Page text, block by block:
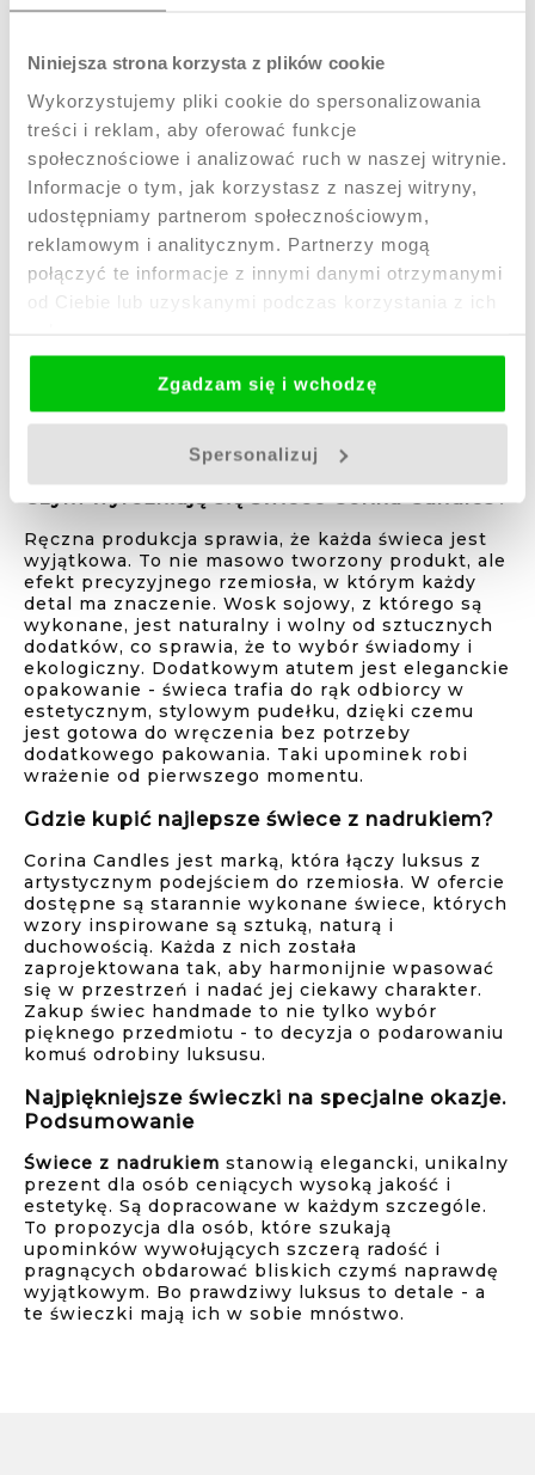
Niniejsza strona korzysta z plików cookie
Wykorzystujemy pliki cookie do spersonalizowania
treści i reklam, aby oferować funkcje
społecznościowe i analizować ruch w naszej witrynie.
Informacje o tym, jak korzystasz z naszej witryny,
udostępniamy partnerom społecznościowym,
reklamowym i analitycznym. Partnerzy mogą
połączyć te informacje z innymi danymi otrzymanymi
od Ciebie lub uzyskanymi podczas korzystania z ich
Zgadzam się i wchodzę
Spersonalizuj
dopasowany do zainteresowań i charakteru
osoby, którą chcemy obdarować.
Oryginalny prezent ze świecami sojowymi
na wyjątkowe okazje
Nie ma złego momentu na podarowanie czegoś
pięknego. Świece z nadrukiem doskonale
sprawdzą się jako elegancki prezent dla bliskiej
osoby. Mogą być miłym akcentem podczas
radości bez konieczności szukania
okolicznościowego pretekstu. To drobny, ale
Czym wyróżniają się świece Corina Candles?
Ręczna produkcja sprawia, że każda świeca jest
wyjątkowa. To nie masowo tworzony produkt, ale
efekt precyzyjnego rzemiosła, w którym każdy
detal ma znaczenie. Wosk sojowy, z którego są
wykonane, jest naturalny i wolny od sztucznych
dodatków, co sprawia, że to wybór świadomy i
ekologiczny. Dodatkowym atutem jest eleganckie
opakowanie - świeca trafia do rąk odbiorcy w
estetycznym, stylowym pudełku, dzięki czemu
jest gotowa do wręczenia bez potrzeby
dodatkowego pakowania. Taki upominek robi
wrażenie od pierwszego momentu.
Gdzie kupić najlepsze świece z nadrukiem?
Corina Candles jest marką, która łączy luksus z
artystycznym podejściem do rzemiosła. W ofercie
dostępne są starannie wykonane świece, których
wzory inspirowane są sztuką, naturą i
duchowością. Każda z nich została
zaprojektowana tak, aby harmonijnie wpasować
się w przestrzeń i nadać jej ciekawy charakter.
Zakup świec handmade to nie tylko wybór
pięknego przedmiotu - to decyzja o podarowaniu
komuś odrobiny luksusu.
Najpiękniejsze świeczki na specjalne okazje.
Podsumowanie
Świece z nadrukiem stanowią elegancki, unikalny
prezent dla osób ceniących wysoką jakość i
estetykę. Są dopracowane w każdym szczególe.
To propozycja dla osób, które szukają
upominków wywołujących szczerą radość i
pragnących obdarować bliskich czymś naprawdę
wyjątkowym. Bo prawdziwy luksus to detale - a
te świeczki mają ich w sobie mnóstwo.